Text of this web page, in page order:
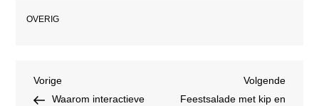
OVERIG
Bericht
Vorig
bericht
Vorige
Waarom interactieve
bericht
Volgende
Feestsalade met kip en